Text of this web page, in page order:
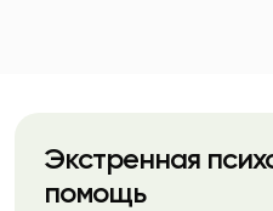
Экстренная
помощь